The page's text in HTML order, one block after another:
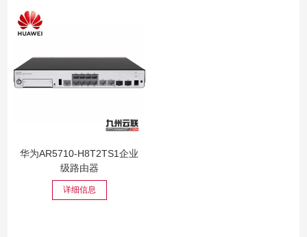
华为AR5710-H8T2TS1企业
级路由器
详细信息